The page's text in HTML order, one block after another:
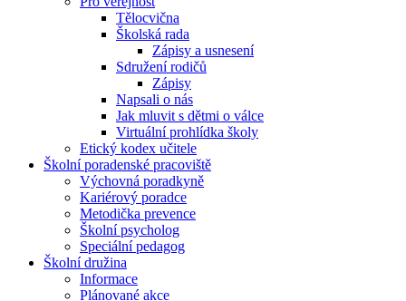
Tělocvična
Školská rada
Zápisy a usnesení
Sdružení rodičů
Zápisy
Napsali o nás
Jak mluvit s dětmi o válce
Virtuální prohlídka školy
Etický kodex učitele
Školní poradenské pracoviště
Výchovná poradkyně
Kariérový poradce
Metodička prevence
Školní psycholog
Speciální pedagog
Školní družina
Informace
Plánované akce